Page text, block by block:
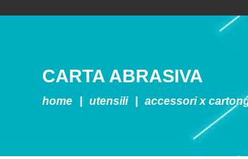
CARTA ABRASIVA
home utensili accessori x